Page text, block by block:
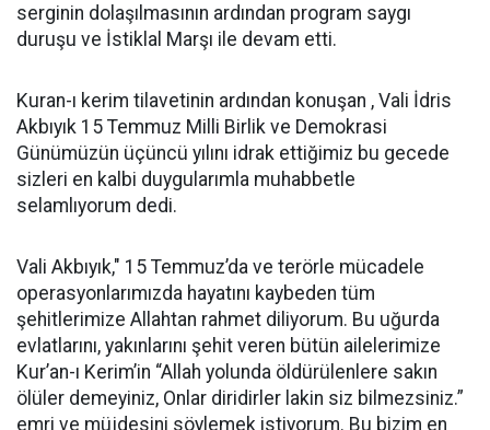
serginin dolaşılmasının ardından program saygı
duruşu ve İstiklal Marşı ile devam etti.
Kuran-ı kerim tilavetinin ardından konuşan , Vali İdris
Akbıyık 15 Temmuz Milli Birlik ve Demokrasi
Günümüzün üçüncü yılını idrak ettiğimiz bu gecede
sizleri en kalbi duygularımla muhabbetle
selamlıyorum dedi.
Vali Akbıyık," 15 Temmuz’da ve terörle mücadele
operasyonlarımızda hayatını kaybeden tüm
şehitlerimize Allahtan rahmet diliyorum. Bu uğurda
evlatlarını, yakınlarını şehit veren bütün ailelerimize
Kur’an-ı Kerim’in “Allah yolunda öldürülenlere sakın
ölüler demeyiniz, Onlar diridirler lakin siz bilmezsiniz.”
emri ve müjdesini söylemek istiyorum. Bu bizim en